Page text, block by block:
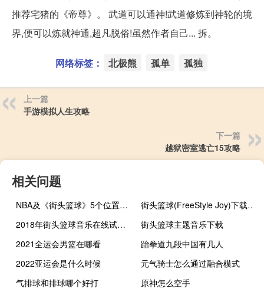
推荐宅猪的《帝尊》。 武道可以通神!武道修炼到神轮的境
界,便可以炼就神通,超凡脱俗!虽然作者自己... 拆。
网络标签： 北极熊 孤单 孤独
上一篇
手游模拟人生攻略
下一篇
越狱密室逃亡15攻略
相关问题
NBA及《街头篮球》5个位置的详细介绍
街头篮球(FreeStyle Joy)下载(电脑、安卓和IOS所有版本)
2018年街头篮球音乐在线试听及下载
街头篮球主题音乐下载
2021全运会男篮在哪看
跆拳道九段中国有几人
2022亚运会是什么时候
元气骑士怎么通过融合模式
气排球和排球哪个好打
原神怎么空手